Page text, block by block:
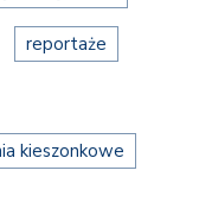
reportaże
kieszonkowe